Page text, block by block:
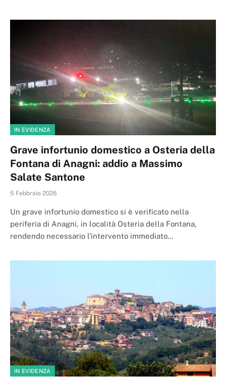
IN EVIDENZA
Grave infortunio domestico a Osteria della
Fontana di Anagni: addio a Massimo
Salate Santone
5 Febbraio 2026
Un grave infortunio domestico si è verificato nella
periferia di Anagni, in località Osteria della Fontana,
rendendo necessario l’intervento immediato…
IN EVIDENZA